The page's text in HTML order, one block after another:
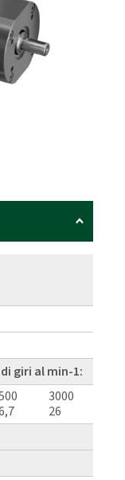
giri al min-1:
3000
26